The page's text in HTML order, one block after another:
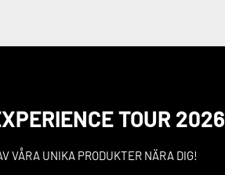
TOUR 2026
VÅRA UNIKA PRODUKTER NÄRA DIG!